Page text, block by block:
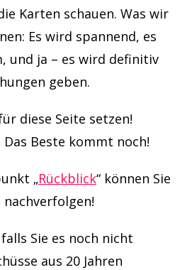
Karten schauen. Was wir
Es wird spannend, es
und ja – es wird definitiv
geben.
diese Seite setzen!
Beste kommt noch!
„Rückblick“ können Sie
nachverfolgen!
Sie es noch nicht
aus 20 Jahren